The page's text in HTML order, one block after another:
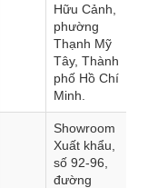
Hữu Cảnh,
phường
Thạnh Mỹ
Tây, Thành
phố Hồ Chí
Minh.
Showroom
Xuất khẩu,
số 92-96,
đường